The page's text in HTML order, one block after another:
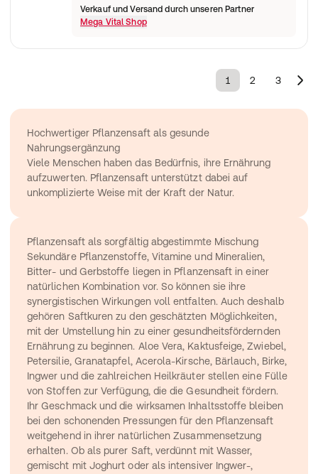
Verkauf und Versand durch unseren Partner
Mega Vital Shop
1 2 3
Hochwertiger Pflanzensaft als gesunde
Nahrungsergänzung
Viele Menschen haben das Bedürfnis, ihre Ernährung
aufzuwerten. Pflanzensaft unterstützt dabei auf
unkomplizierte Weise mit der Kraft der Natur.
Pflanzensaft als sorgfältig abgestimmte Mischung
Sekundäre Pflanzenstoffe, Vitamine und Mineralien,
Bitter- und Gerbstoffe liegen in Pflanzensaft in einer
natürlichen Kombination vor. So können sie ihre
synergistischen Wirkungen voll entfalten. Auch deshalb
gehören Saftkuren zu den geschätzten Möglichkeiten,
mit der Umstellung hin zu einer gesundheitsfördernden
Ernährung zu beginnen. Aloe Vera, Kaktusfeige, Zwiebel,
Petersilie, Granatapfel, Acerola-Kirsche, Bärlauch, Birke,
Ingwer und die zahlreichen Heilkräuter stellen eine Fülle
von Stoffen zur Verfügung, die die Gesundheit fördern.
Ihr Geschmack und die wirksamen Inhaltsstoffe bleiben
bei den schonenden Pressungen für den Pflanzensaft
weitgehend in ihrer natürlichen Zusammensetzung
erhalten. Ob als purer Saft, verdünnt mit Wasser,
gemischt mit Joghurt oder als intensiver Ingwer-,